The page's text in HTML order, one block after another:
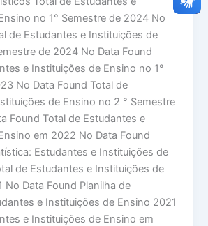
no 1° Semestre de 2024 No
de Estudantes e Instituições de
de 2024 No Data Found
e Instituições de Ensino no 1°
No Data Found Total de
de Ensino no 2 ° Semestre
Found Total de Estudantes e
em 2022 No Data Found
Estudantes e Instituições de
de Estudantes e Instituições de
No Data Found Planilha de
e Instituições de Ensino 2021
e Instituições de Ensino em